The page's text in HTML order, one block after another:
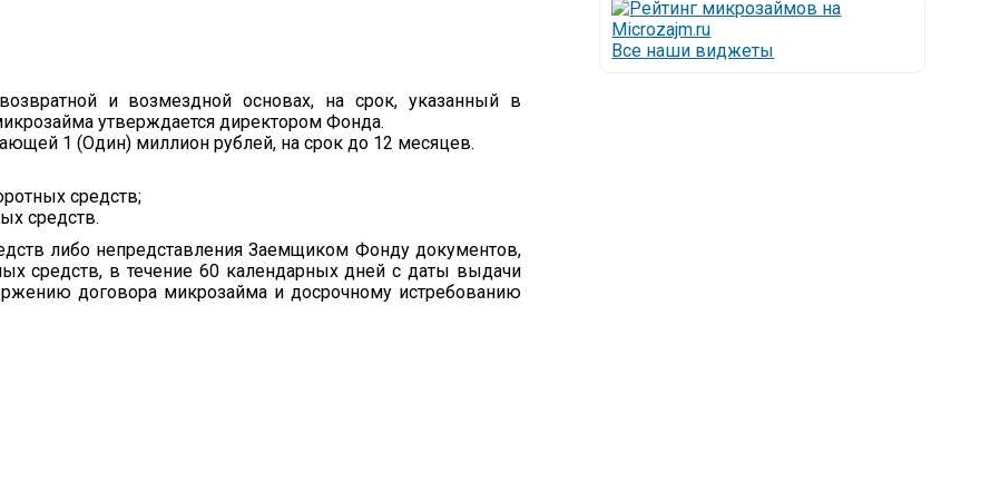
и возмездной основах, на срок, указанный в
утверждается директором Фонда.
1 (Один) миллион рублей, на срок до 12 месяцев.
средств;
средств.
либо непредставления Заемщиком Фонду документов,
средств, в течение 60 календарных дней с даты выдачи
договора микрозайма и досрочному истребованию
Все наши виджеты